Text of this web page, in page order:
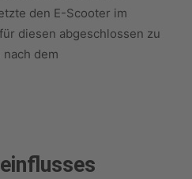
den E-Scooter im
diesen abgeschlossen zu
dem